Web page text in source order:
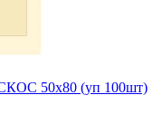
50х80 (уп 100шт)